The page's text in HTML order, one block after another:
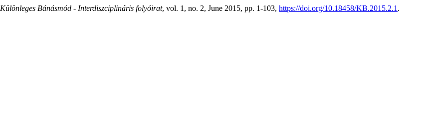
Különleges Bánásmód - Interdiszciplináris folyóirat, vol. 1, no. 2, June 2015, pp. 1-103, https://doi.org/10.18458/KB.2015.2.1 .